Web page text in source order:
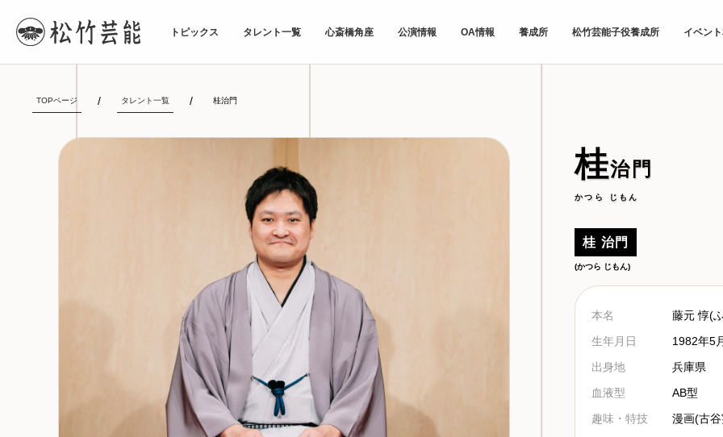
トピックス タレント一覧 心斎橋角座 公演情報 OA情報 養成所 松竹芸能子役養成所 イベン
TOPページ タレント一覧 桂治門
桂治門
かつら じもん
桂 治門
(かつら じもん)
本名
藤元 惇(
生年月日
1982年5
出身地
兵庫県
血液型
AB型
趣味・特技
漫画(古